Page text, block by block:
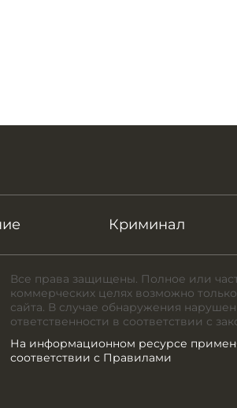
Криминал
Все права защищены. Полное или
коммерческих целях возможно
сайта. В случае обнаружения
ответственности в соответствии с
На информационном ресурсе
соответствии с Правилами